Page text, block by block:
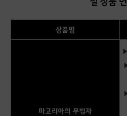
상품명
마고리아의 무법자